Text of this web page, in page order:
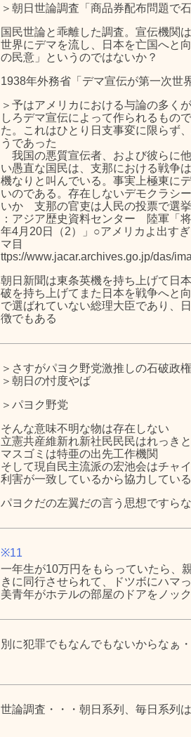
＞朝日世論調査「商品券配布問題で
国民世論と乖離した調査。宣伝機関
世界にデマを流し、日本を亡国へと
の民意」というのではないか？
1938年外務省「デマ宣伝が第一次世
＞予はアメリカにおける与論の多く
しろデマ宣伝によって作られるもの
た。これはひとり日支事変に限らず
うであった
我国の悪質宣伝者、および彼らに
い愚直な国民は、支那における戦争
機なりと叫んでいる。事実上極東に
いのである。存在しないデモクラシ
いか 支那の官吏は人民の投票で選
：アジア歴史資料センター 陸軍
年4月20日（2）」○アメリカよ出す
マ目
ttps://www.jacar.archives.go.jp/das/
朝日新聞は東条英機を持ち上げて日
破を持ち上げてまた日本を戦争へと
で選ばれていない総理大臣であり、
徴でもある
＞さすがパヨク野党激推しの石破政
＞朝日の忖度やば
＞パヨク野党
そんな意味不明な物は存在しない
立憲共産維新れ新社民民民はれっき
マスゴミは特亜の出先工作機関
そして現自民主流派の宏池会はチャ
利害が一致しているから協力してい
パヨクだの左翼だの言う思想ですら
※11
一年生が10万円をもらっていたら、
きに同行させられて、ドツボにハマ
美青年がホテルの部屋のドアをノッ
別に犯罪でもなんでもないからなぁ・
世論調査・・・朝日系列、毎日系列